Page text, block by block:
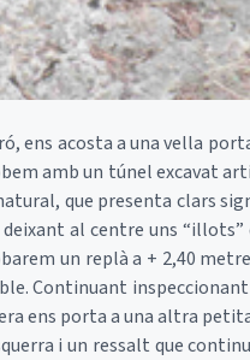
ens acosta a una vella
amb un túnel excavat
que presenta clars
al centre uns “illots”
un replà a + 2,40
Continuant
ens porta a una altra
i un ressalt que